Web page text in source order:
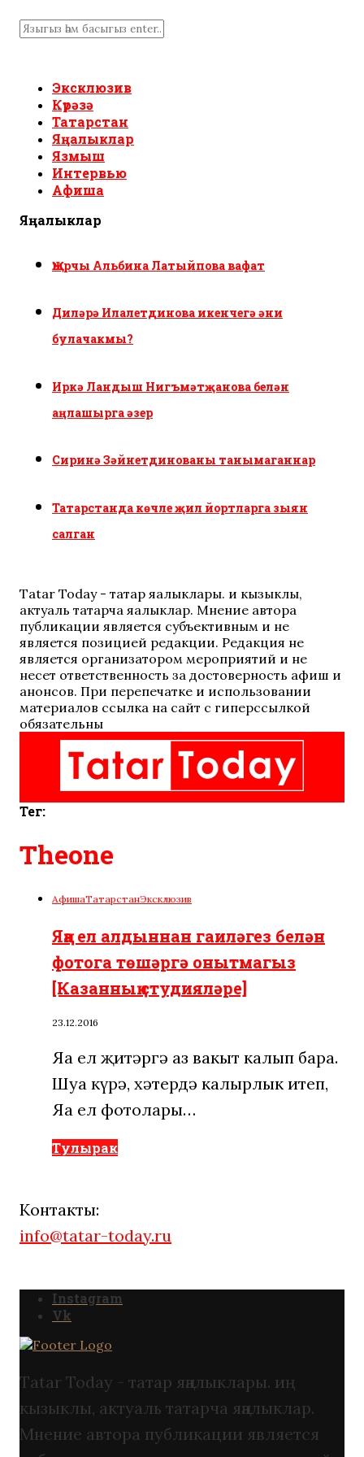
Эксклюзив
Күрәзә
Татарстан
Яңалыклар
Язмыш
Интервью
Афиша
Яңалыклар
Җырчы Альбина Латыйпова вафат
Диләрә Илалетдинова икенчегә әни
булачакмы?
Иркә Ландыш Нигъмәтҗанова белән
аңлашырга әзер
Сиринә Зәйнетдинованы танымаганнар
Татарстанда көчле җил йортларга зыян
салган
Tatar Today - татар яңалыклары. иң кызыклы,
актуаль татарча яңалыклар. Мнение автора
публикации является субъективным и не
является позицией редакции. Редакция не
является организатором мероприятий и не
несет ответственность за достоверность афиш и
анонсов. При перепечатке и использовании
материалов ссылка на сайт с гиперссылкой
обязательны
Тег:
Theone
АфишаТатарстанЭксклюзив
Яңа ел алдыннан гаиләгез белән
фотога төшәргә онытмагыз
[Казанның студияләре]
23.12.2016
Яңа ел җитәргә аз вакыт калып бара.
Шуңа күрә, хәтердә калырлык итеп,
Яңа ел фотолары…
Тулырак
Контакты:
info@tatar-today.ru
Instagram
Vk
Tatar Today - татар яңалыклары. иң
кызыклы, актуаль татарча яңалыклар.
Мнение автора публикации является